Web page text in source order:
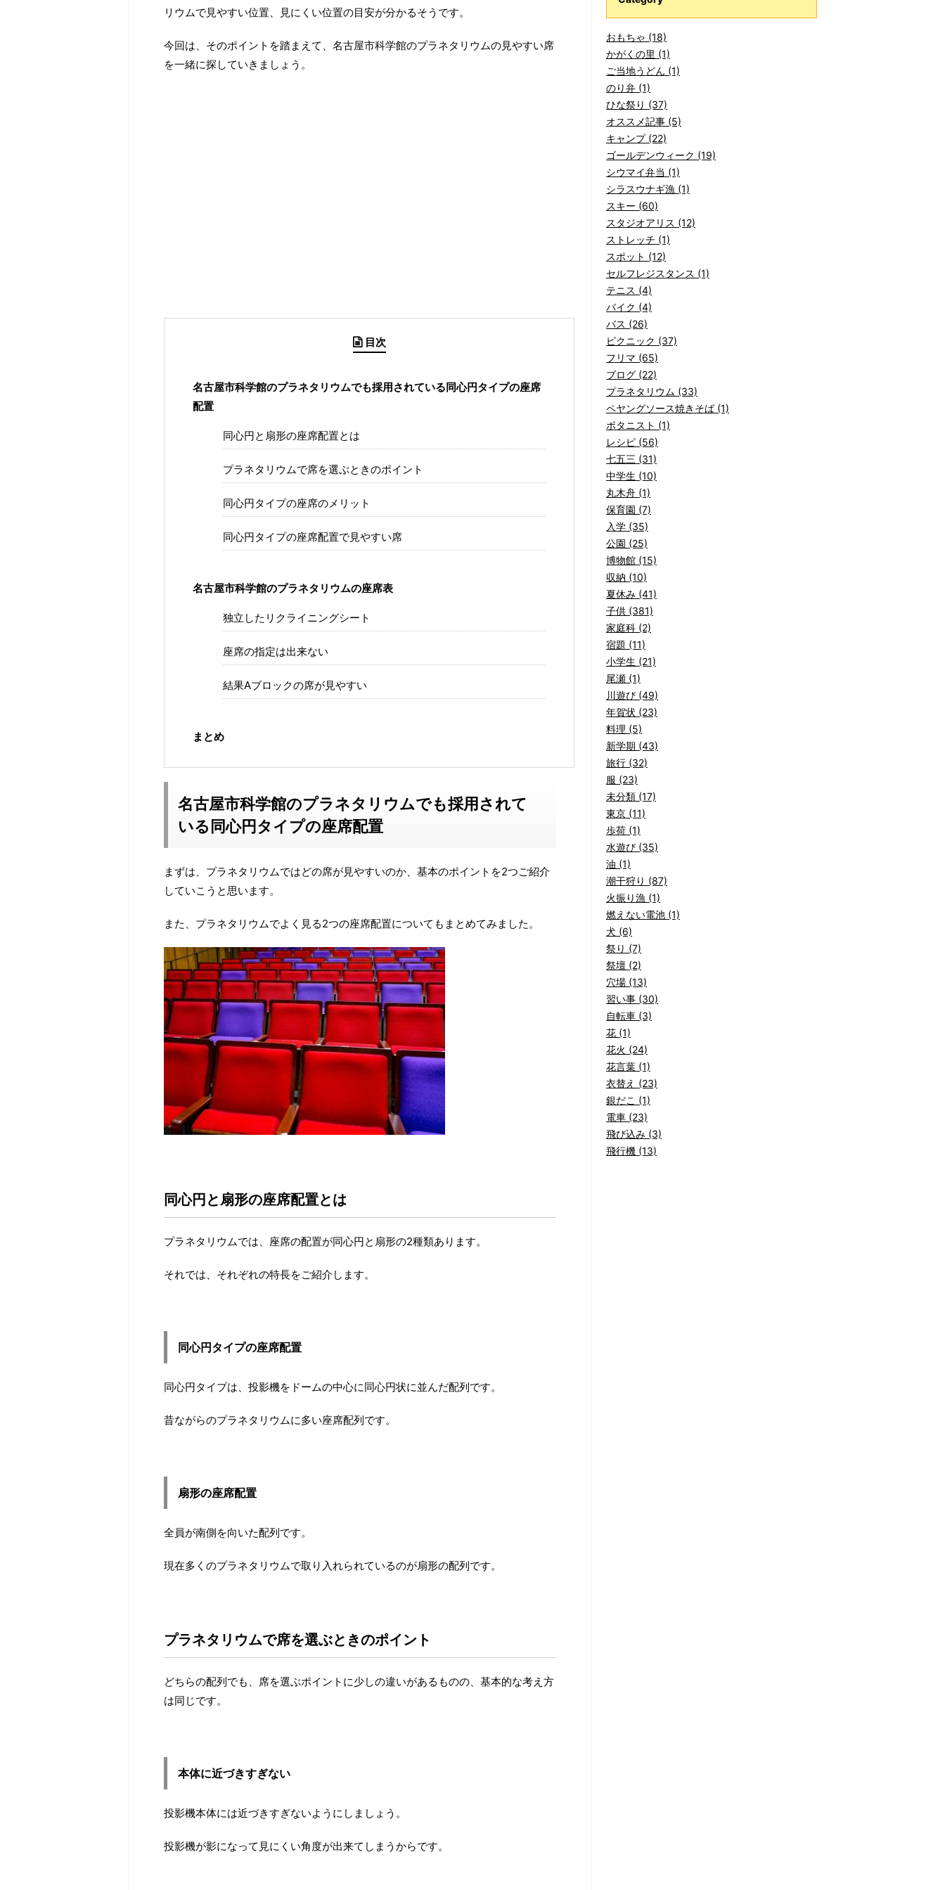
リウムで見やすい位置、見にくい位置の目安が分かるそうです。
今回は、そのポイントを踏まえて、名古屋市科学館のプラネタリウムの見やすい席
を一緒に探していきましょう。
目次
名古屋市科学館のプラネタリウムでも採用されている同心円タイプの座席
配置
同心円と扇形の座席配置とは
プラネタリウムで席を選ぶときのポイント
同心円タイプの座席のメリット
同心円タイプの座席配置で見やすい席
名古屋市科学館のプラネタリウムの座席表
独立したリクライニングシート
座席の指定は出来ない
結果Aブロックの席が見やすい
まとめ
名古屋市科学館のプラネタリウムでも採用されて
いる同心円タイプの座席配置
まずは、プラネタリウムではどの席が見やすいのか、基本のポイントを2つご紹介
していこうと思います。
また、プラネタリウムでよく見る2つの座席配置についてもまとめてみました。
同心円と扇形の座席配置とは
プラネタリウムでは、座席の配置が同心円と扇形の2種類あります。
それでは、それぞれの特長をご紹介します。
同心円タイプの座席配置
同心円タイプは、投影機をドームの中心に同心円状に並んだ配列です。
昔ながらのプラネタリウムに多い座席配列です。
扇形の座席配置
全員が南側を向いた配列です。
現在多くのプラネタリウムで取り入れられているのが扇形の配列です。
プラネタリウムで席を選ぶときのポイント
どちらの配列でも、席を選ぶポイントに少しの違いがあるものの、基本的な考え方
は同じです。
本体に近づきすぎない
投影機本体には近づきすぎないようにしましょう。
投影機が影になって見にくい角度が出来てしまうからです。
おもちゃ (18)
かがくの里 (1)
ご当地うどん (1)
のり弁 (1)
ひな祭り (37)
オススメ記事 (5)
キャンプ (22)
ゴールデンウィーク (19)
シウマイ弁当 (1)
シラスウナギ漁 (1)
スキー (60)
スタジオアリス (12)
ストレッチ (1)
スポット (12)
セルフレジスタンス (1)
テニス (4)
バイク (4)
バス (26)
ピクニック (37)
フリマ (65)
ブログ (22)
プラネタリウム (33)
ペヤングソース焼きそば (1)
ボタニスト (1)
レシピ (56)
七五三 (31)
中学生 (10)
丸木舟 (1)
保育園 (7)
入学 (35)
公園 (25)
博物館 (15)
収納 (10)
夏休み (41)
子供 (381)
家庭科 (2)
宿題 (11)
小学生 (21)
尾瀬 (1)
川遊び (49)
年賀状 (23)
料理 (5)
新学期 (43)
旅行 (32)
服 (23)
未分類 (17)
東京 (11)
歩荷 (1)
水遊び (35)
油 (1)
潮干狩り (87)
火振り漁 (1)
燃えない電池 (1)
犬 (6)
祭り (7)
祭壇 (2)
穴場 (13)
習い事 (30)
自転車 (3)
花 (1)
花火 (24)
花言葉 (1)
衣替え (23)
銀だこ (1)
電車 (23)
飛び込み (3)
飛行機 (13)